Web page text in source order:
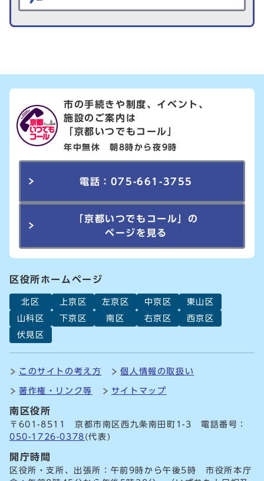
市の手続きや制度、イベント、
施設のご案内は
「京都いつでもコール」
年中無休 朝8時から夜9時
電話：075-661-3755
「京都いつでもコール」の
ページを見る
区役所ホームページ
北区 上京区 左京区 中京区
東山区
山科区
下京区 南区 右京区
西京区
伏見区
このサイトの考え方 個人情報の取扱い
著作権・リンク等 サイトマップ
南区役所
〒601-8511 京都市南区西九条南田町1-3 電話番号：
050-1726-0378 (代表)
開庁時間
区役所・支所、出張所：午前9時から午後5時 市役所本庁